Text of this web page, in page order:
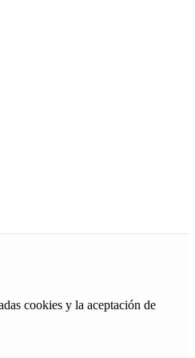
cookies y la aceptación de